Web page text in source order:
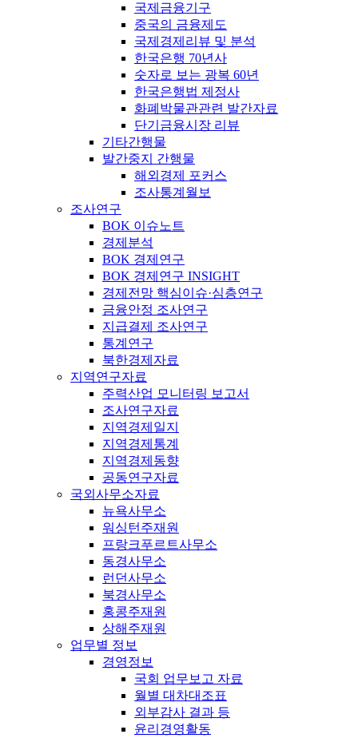
국제금융기구
중국의 금융제도
국제경제리뷰 및 분석
한국은행 70년사
숫자로 보는 광복 60년
한국은행법 제정사
화폐박물관관련 발간자료
단기금융시장 리뷰
기타간행물
발간중지 간행물
해외경제 포커스
조사통계월보
조사연구
BOK 이슈노트
경제분석
BOK 경제연구
BOK 경제연구 INSIGHT
경제전망 핵심이슈·심층연구
금융안정 조사연구
지급결제 조사연구
통계연구
북한경제자료
지역연구자료
주력산업 모니터링 보고서
조사연구자료
지역경제일지
지역경제통계
지역경제동향
공동연구자료
국외사무소자료
뉴욕사무소
워싱턴주재원
프랑크푸르트사무소
동경사무소
런던사무소
북경사무소
홍콩주재원
상해주재원
업무별 정보
경영정보
국회 업무보고 자료
월별 대차대조표
외부감사 결과 등
윤리경영활동